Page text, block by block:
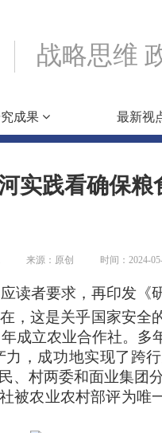
战略思维
成果 最新视
实践看确保粮
来源：原创 时间：2024-
读者要求，再印发《
，这是关乎国家安全
成立农业合作社。多
， 成功地实现了跨
、村两委和面业集团
被农业农村部评为唯